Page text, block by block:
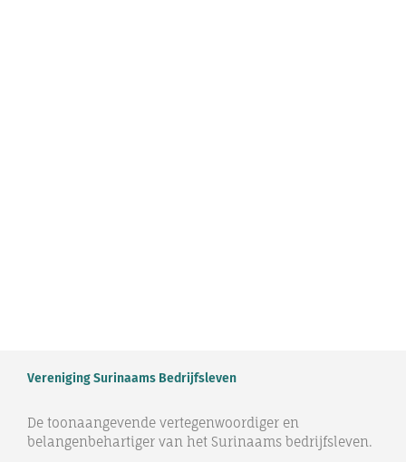
Vereniging Surinaams Bedrijfsleven
De toonaangevende vertegenwoordiger en
belangenbehartiger van het Surinaams bedrijfsleven.